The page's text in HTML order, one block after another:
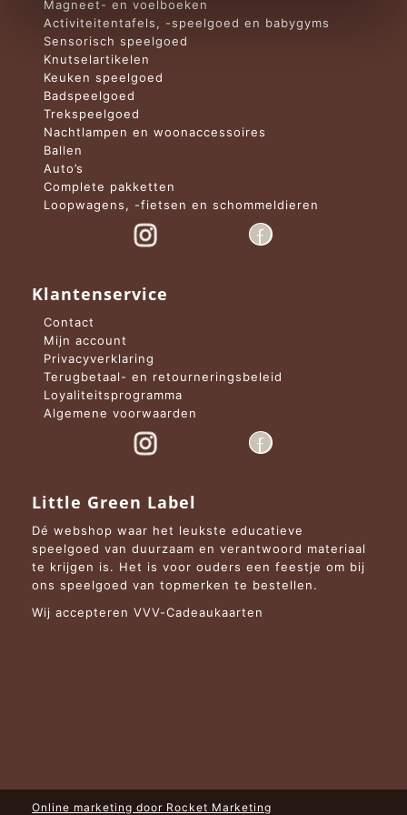
Magneet- en voelboeken
Activiteitentafels, -speelgoed en babygyms
Sensorisch speelgoed
Knutselartikelen
Keuken speelgoed
Badspeelgoed
Trekspeelgoed
Nachtlampen en woonaccessoires
Ballen
Auto’s
Complete pakketten
Loopwagens, -fietsen en schommeldieren
Klantenservice
Contact
Mijn account
Privacyverklaring
Terugbetaal- en retourneringsbeleid
Loyaliteitsprogramma
Algemene voorwaarden
Little Green Label
Dé webshop waar het leukste educatieve
speelgoed van duurzaam en verantwoord materiaal
te krijgen is. Het is voor ouders een feestje om bij
ons speelgoed van topmerken te bestellen.
Wij accepteren VVV-Cadeaukaarten
Online marketing door Rocket Marketing